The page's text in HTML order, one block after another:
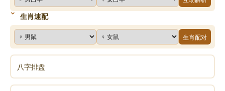
生肖速配
生肖配对
八字排盘